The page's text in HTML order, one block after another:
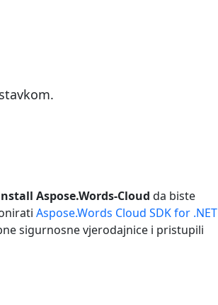
Aspose.Words-Cloud da biste
Aspose.Words Cloud SDK for .NET
sigurnosne vjerodajnice i pristupili